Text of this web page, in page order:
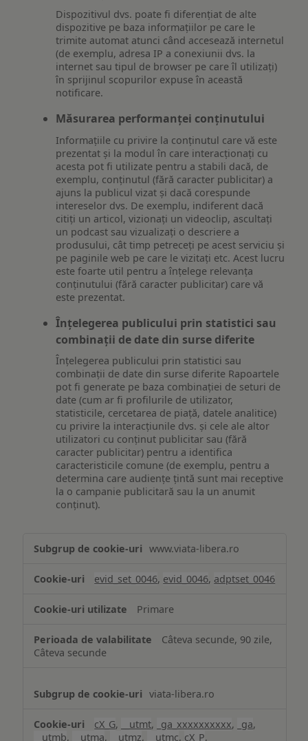
Dispozitivul dvs. poate fi diferențiat de alte
dispozitive pe baza informațiilor pe care le
trimite automat atunci când accesează internetul
(de exemplu, adresa IP a conexiunii dvs. la
internet sau tipul de browser pe care îl utilizați)
în sprijinul scopurilor expuse în această
notificare.
Măsurarea performanței conținutului
Informațiile cu privire la conținutul care vă este
prezentat și la modul în care interacționați cu
acesta pot fi utilizate pentru a stabili dacă, de
exemplu, conținutul (fără caracter publicitar) a
ajuns la publicul vizat și dacă corespunde
intereselor dvs. De exemplu, indiferent dacă
citiți un articol, vizionați un videoclip, ascultați
un podcast sau vizualizați o descriere a
produsului, cât timp petreceți pe acest serviciu și
pe paginile web pe care le vizitați etc. Acest lucru
este foarte util pentru a înțelege relevanța
conținutului (fără caracter publicitar) care vă
este prezentat.
Înțelegerea publicului prin statistici sau
combinații de date din surse diferite
Înțelegerea publicului prin statistici sau
combinații de date din surse diferite Rapoartele
pot fi generate pe baza combinației de seturi de
date (cum ar fi profilurile de utilizator,
statisticile, cercetarea de piață, datele analitice)
cu privire la interacțiunile dvs. și cele ale altor
utilizatori cu conținut publicitar sau (fără
caracter publicitar) pentru a identifica
caracteristicile comune (de exemplu, pentru a
determina care audiențe țintă sunt mai receptive
la o campanie publicitară sau la un anumit
conținut).
www.viata-libera.ro
evid_set_0046, evid_0046, adptset_0046
Primare
Câteva secunde, 90 zile,
Câteva secunde
viata-libera.ro
cX_G, __utmt, _ga_xxxxxxxxxx, _ga,
__utmb, __utma, __utmz, __utmc, cX_P,